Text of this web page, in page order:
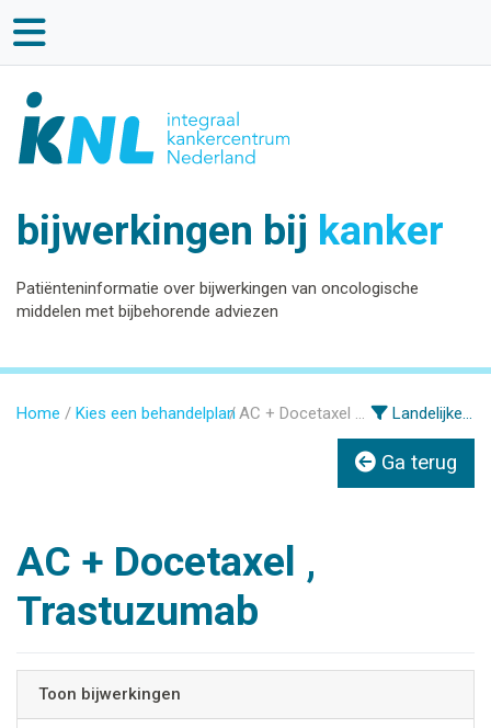
bijwerkingen bij kanker
Patiënteninformatie over bijwerkingen van oncologische
middelen met bijbehorende adviezen
Home Kies een behandelplan AC + Docetaxel , Trastuzumab Landelijke informatie
Ga terug
AC + Docetaxel ,
Trastuzumab
Toon bijwerkingen